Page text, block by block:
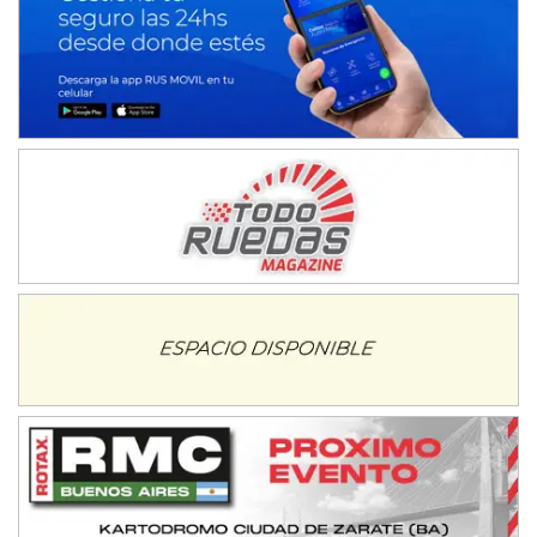
08/09-AGO
Ramiro Tot (Asfalto)
Baradero (Buenos Aires)
KDO - F6
ENTRERRIANO - F6 (POSTERGADA)
Villaguay (Entre Ríos)
PATAGONICO - F6
Moto Club Reginense (Tierra)
Gral. E. Godoy (Río Negro)